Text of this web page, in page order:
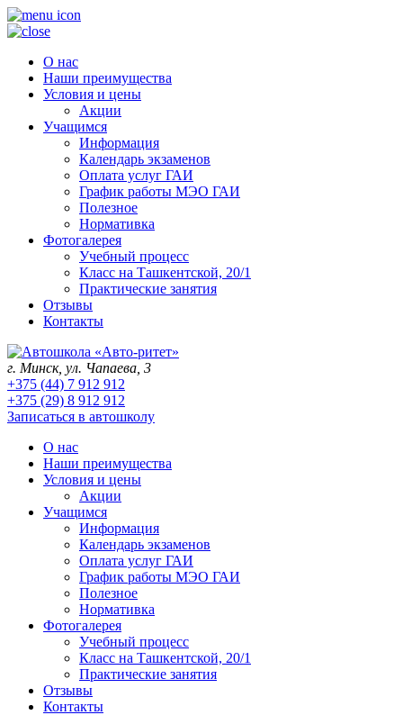
О нас
Наши преимущества
Условия и цены
Акции
Учащимся
Информация
Календарь экзаменов
Оплата услуг ГАИ
График работы МЭО ГАИ
Полезное
Нормативка
Фотогалерея
Учебный процесс
Класс на Ташкентской, 20/1
Практические занятия
Отзывы
Контакты
г. Минск, ул. Чапаева, 3
+375 (44) 7 912 912
+375 (29) 8 912 912
Записаться в автошколу
О нас
Наши преимущества
Условия и цены
Акции
Учащимся
Информация
Календарь экзаменов
Оплата услуг ГАИ
График работы МЭО ГАИ
Полезное
Нормативка
Фотогалерея
Учебный процесс
Класс на Ташкентской, 20/1
Практические занятия
Отзывы
Контакты